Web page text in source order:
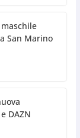
San Marino
DAZN